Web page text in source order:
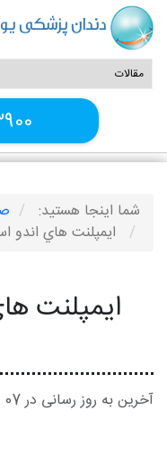
دندان پزشکی
شما اینجا هستید:
ايمپلنت‌ هاي اندو
ايمپلنت‌
آخرین به روز رسانی در 07 مرداد 1404